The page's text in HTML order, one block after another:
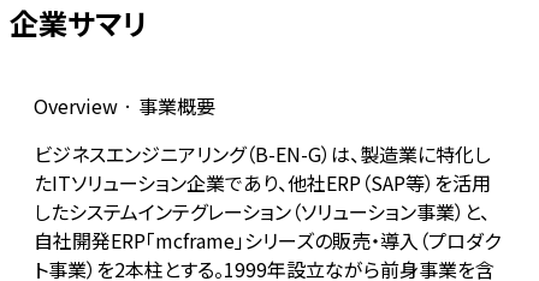
企業サマリ
Overview · 事業概要
ビジネスエンジニアリング（B-EN-G）は、製造業に特化し
たITソリューション企業であり、他社ERP（SAP等）を活用
したシステムインテグレーション（ソリューション事業）と、
自社開発ERP「mcframe」シリーズの販売・導入（プロダク
ト事業）を2本柱とする。1999年設立ながら前身事業を含